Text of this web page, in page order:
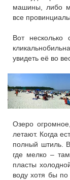
машины, либо
все
Вот
увидеть её во
Озеро
летают. Когда
полный штиль.
где мелко –
пласты
воду хотя бы